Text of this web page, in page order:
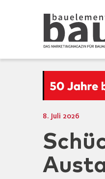
8. Juli 2026